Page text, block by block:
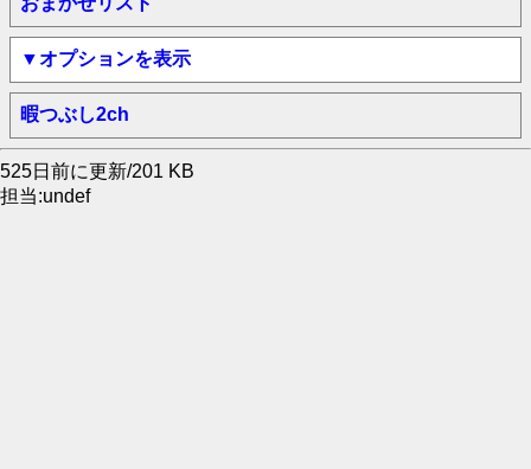
▼オプションを表示
暇つぶし2ch
525日前に更新/201 KB
担当:undef